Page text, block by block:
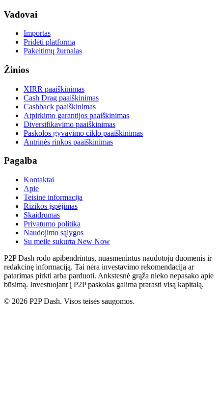
Vadovai
Importas
Pridėti platformą
Pakeitimų žurnalas
Žinios
XIRR paaiškinimas
Cash Drag paaiškinimas
Cashback paaiškinimas
Atpirkimo garantijos paaiškinimas
Diversifikavimo paaiškinimas
Paskolos gyvavimo ciklo paaiškinimas
Antrinės rinkos paaiškinimas
Pagalba
Kontaktai
Apie
Teisinė informacija
Rizikos įspėjimas
Skaidrumas
Privatumo politika
Naudojimo sąlygos
Su meile sukurta New Now
P2P Dash rodo apibendrintus, nuasmenintus naudotojų duomenis ir
redakcinę informaciją. Tai nėra investavimo rekomendacija ar
patarimas pirkti arba parduoti. Ankstesnė grąža nieko nepasako apie
būsimą. Investuojant į P2P paskolas galima prarasti visą kapitalą.
© 2026 P2P Dash. Visos teisės saugomos.